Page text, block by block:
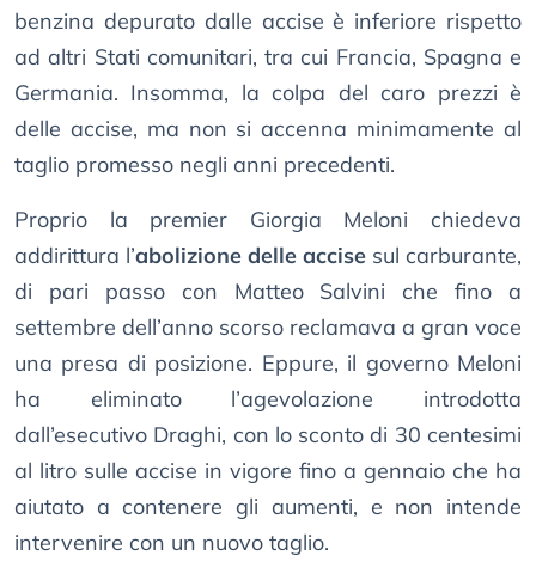
benzina depurato dalle accise è inferiore rispetto
ad altri Stati comunitari, tra cui Francia, Spagna e
Germania. Insomma, la colpa del caro prezzi è
delle accise, ma non si accenna minimamente al
taglio promesso negli anni precedenti.
Proprio la premier Giorgia Meloni chiedeva
addirittura l’abolizione delle accise sul carburante,
di pari passo con Matteo Salvini che fino a
settembre dell’anno scorso reclamava a gran voce
una presa di posizione. Eppure, il governo Meloni
ha eliminato l’agevolazione introdotta
dall’esecutivo Draghi, con lo sconto di 30 centesimi
al litro sulle accise in vigore fino a gennaio che ha
aiutato a contenere gli aumenti, e non intende
intervenire con un nuovo taglio.